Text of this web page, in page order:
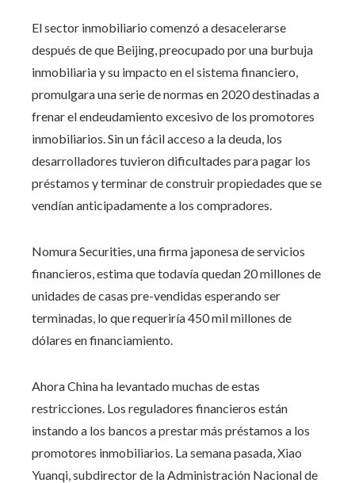
El sector inmobiliario comenzó a desacelerarse
después de que Beijing, preocupado por una burbuja
inmobiliaria y su impacto en el sistema financiero,
promulgara una serie de normas en 2020 destinadas a
frenar el endeudamiento excesivo de los promotores
inmobiliarios. Sin un fácil acceso a la deuda, los
desarrolladores tuvieron dificultades para pagar los
préstamos y terminar de construir propiedades que se
vendían anticipadamente a los compradores.
Nomura Securities, una firma japonesa de servicios
financieros, estima que todavía quedan 20 millones de
unidades de casas pre-vendidas esperando ser
terminadas, lo que requeriría 450 mil millones de
dólares en financiamiento.
Ahora China ha levantado muchas de estas
restricciones. Los reguladores financieros están
instando a los bancos a prestar más préstamos a los
promotores inmobiliarios. La semana pasada, Xiao
Yuanqi, subdirector de la Administración Nacional de